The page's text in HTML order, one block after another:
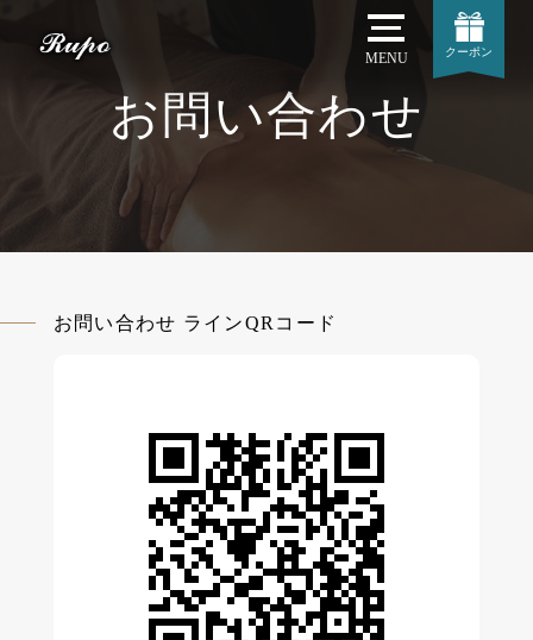
MENU クーポン
お問い合わせ
お問い合わせ ラインQRコード